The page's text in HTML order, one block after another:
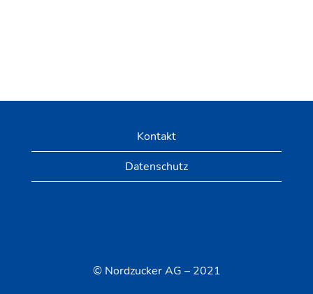
Kontakt
Datenschutz
© Nordzucker AG – 2021